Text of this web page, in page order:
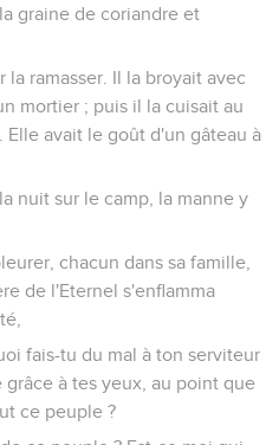
graine de coriandre et
ramasser. Il la broyait avec
mortier ; puis il la cuisait au
Elle avait le goût d'un gâteau à
nuit sur le camp, la manne y
chacun dans sa famille,
de l'Eternel s'enflamma
fais-tu du mal à ton serviteur
à tes yeux, au point que
ce peuple ?